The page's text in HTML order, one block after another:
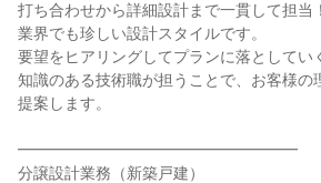
打ち合わせから詳細設計まで一貫して担当！
業界でも珍しい設計スタイルです。
要望をヒアリングしてプランに落としてい
知識のある技術職が担うことで、お客様の
提案します。
━━━━━━━━━━━━━━━━━━
分譲設計業務（新築戸建）